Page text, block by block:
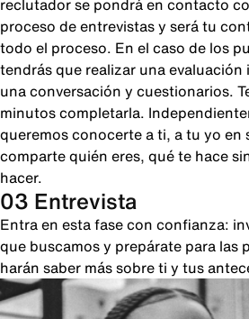
reclutador se pondrá en contacto
proceso de entrevistas y será tu
todo el proceso. En el caso de los
tendrás que realizar una
una conversación y cuestionarios.
minutos completarla.
queremos conocerte a ti, a tu yo en
comparte quién eres, qué te hace
hacer.
03 Entrevista
Entra en esta fase con confianza:
que buscamos y prepárate para las
harán saber más sobre ti y tus